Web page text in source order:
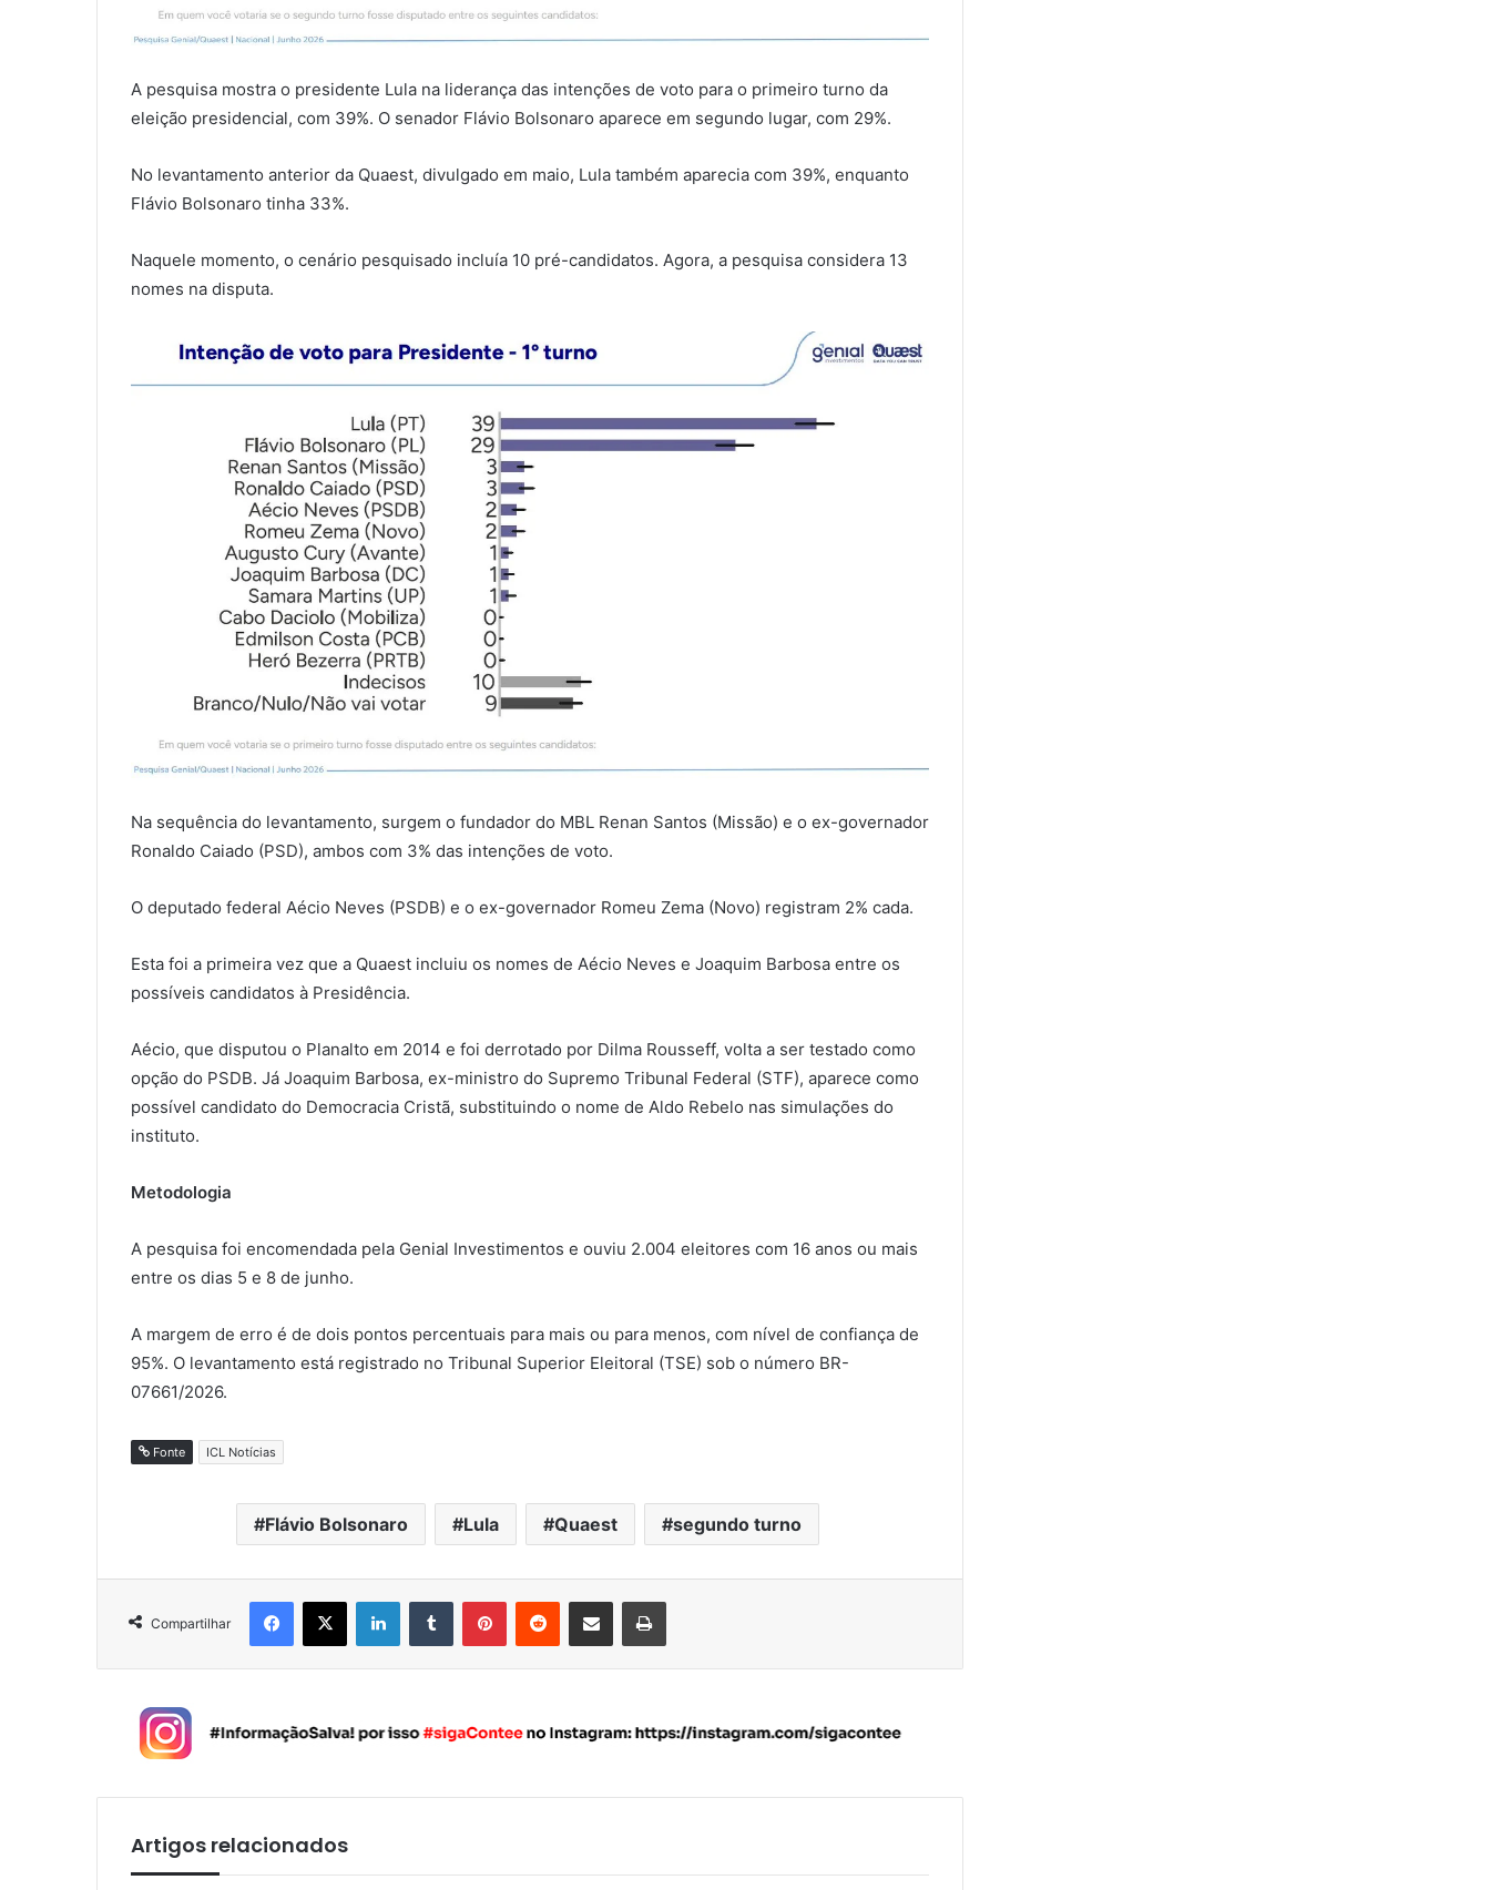
A pesquisa mostra o presidente Lula na liderança das intenções de voto para o primeiro turno da
eleição presidencial, com 39%. O senador Flávio Bolsonaro aparece em segundo lugar, com 29%.
No levantamento anterior da Quaest, divulgado em maio, Lula também aparecia com 39%, enquanto
Flávio Bolsonaro tinha 33%.
Naquele momento, o cenário pesquisado incluía 10 pré-candidatos. Agora, a pesquisa considera 13
nomes na disputa.
Na sequência do levantamento, surgem o fundador do MBL Renan Santos (Missão) e o ex-governador
Ronaldo Caiado (PSD), ambos com 3% das intenções de voto.
O deputado federal Aécio Neves (PSDB) e o ex-governador Romeu Zema (Novo) registram 2% cada.
Esta foi a primeira vez que a Quaest incluiu os nomes de Aécio Neves e Joaquim Barbosa entre os
possíveis candidatos à Presidência.
Aécio, que disputou o Planalto em 2014 e foi derrotado por Dilma Rousseff, volta a ser testado como
opção do PSDB. Já Joaquim Barbosa, ex-ministro do Supremo Tribunal Federal (STF), aparece como
possível candidato do Democracia Cristã, substituindo o nome de Aldo Rebelo nas simulações do
instituto.
Metodologia
A pesquisa foi encomendada pela Genial Investimentos e ouviu 2.004 eleitores com 16 anos ou mais
entre os dias 5 e 8 de junho.
A margem de erro é de dois pontos percentuais para mais ou para menos, com nível de confiança de
95%. O levantamento está registrado no Tribunal Superior Eleitoral (TSE) sob o número BR-
07661/2026.
Fonte ICL Notícias
Flávio Bolsonaro Lula Quaest segundo turno
Compartilhar
Artigos relacionados